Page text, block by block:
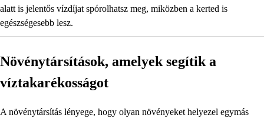
alatt is jelentős vízdíjat spórolhatsz meg, miközben a kerted is
egészségesebb lesz.
Növénytársítások, amelyek segítik a
víztakarékosságot
A növénytársítás lényege, hogy olyan növényeket helyezel egymás